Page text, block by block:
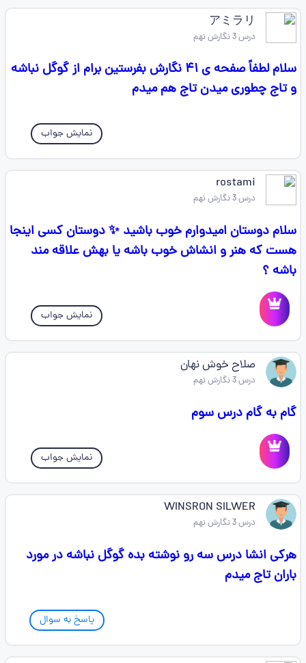
アミラリ
درس 3 نگارش نهم
سلام لطفاً صفحه ی ۴۱ نگارش بفرستین برام از گوگل نباشه
و تاج چطوری میدن تاج هم میدم
نمایش جواب
rostami
درس 3 نگارش نهم
سلام دوستان امیدوارم خوب باشید ✨ دوستان کسی اینجا
هست که هنر و انشاش خوب باشه یا بهش علاقه مند
باشه ؟
نمایش جواب
صلاح خوش نهان
درس 3 نگارش نهم
گام به گام درس سوم
نمایش جواب
WINSRON SILWER
درس 3 نگارش نهم
هرکی انشا درس سه رو نوشته بده گوگل نباشه در مورد
باران تاج میدم
پاسخ به سوال